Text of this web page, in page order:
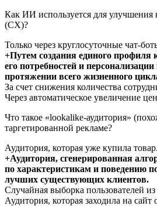
Как ИИ используется для улучшения
(CX)?
Только через круглосуточные чат-
+Путем создания единого профиля
его потребностей и
протяжении всего жизненного
За счет снижения количества
Через автоматическое увеличение
Что такое «lookalike-аудитория»
таргетированной рекламе?
Аудитория, которая уже купила товар.
+Аудитория, сгенерированная
по характеристикам и поведению
лучших существующих клиентов.
Случайная выборка пользователей из
Аудитория, которая заходила на сайт